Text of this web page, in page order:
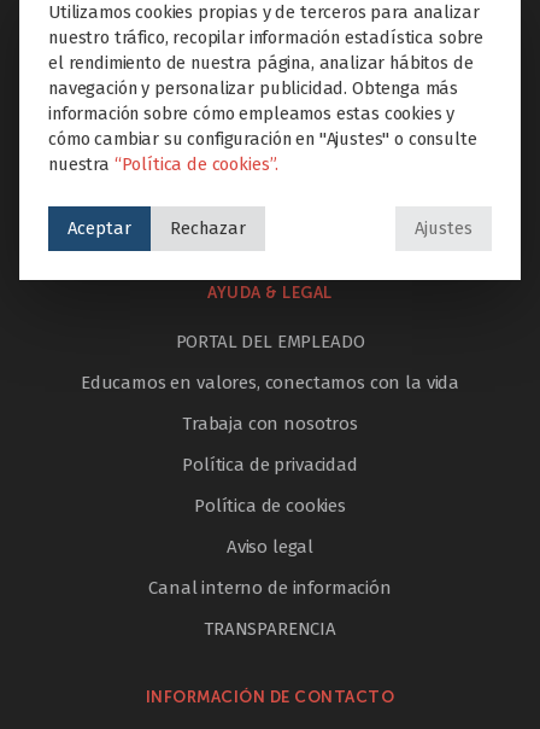
Proyectos Educare
Extraescolares
Servicios
Innovación
Noticias
AYUDA & LEGAL
PORTAL DEL EMPLEADO
Educamos en valores, conectamos con la vida
Trabaja con nosotros
Política de privacidad
Política de cookies
Aviso legal
Canal interno de información
TRANSPARENCIA
INFORMACIÓN DE CONTACTO
Utilizamos cookies propias y de terceros para analizar
nuestro tráfico, recopilar información estadística sobre
el rendimiento de nuestra página, analizar hábitos de
navegación y personalizar publicidad. Obtenga más
información sobre cómo empleamos estas cookies y
cómo cambiar su configuración en "Ajustes" o consulte
nuestra “Política de cookies”.
Aceptar Rechazar Ajustes